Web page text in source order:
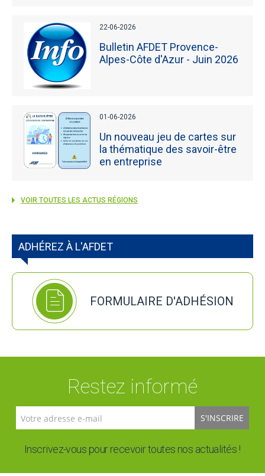
22-06-2026
Bulletin AFDET Provence-
Alpes-Côte d'Azur - Juin 2026
01-06-2026
Un nouveau jeu de cartes sur
la thématique des savoir-être
en entreprise
VOIR TOUTES LES ACTUS RÉGIONS
ADHÉREZ À L'AFDET
FORMULAIRE D'ADHÉSION
Restez informé
S'INSCRIRE
Inscrivez-vous pour recevoir toutes nos actualités !